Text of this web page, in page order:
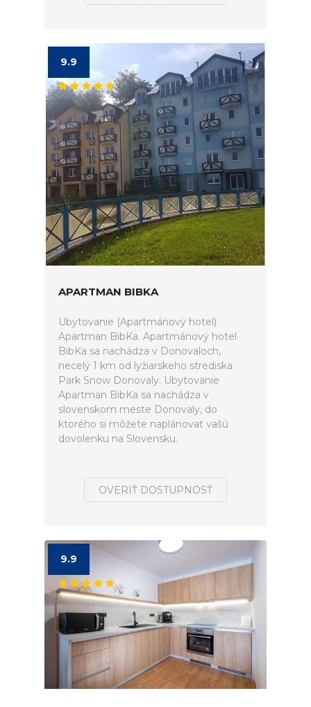
9.9
APARTMAN BIBKA
Ubytovanie (Apartmánový hotel)
Apartman BibKa. Apartmánový hotel
BibKa sa nachádza v Donovaloch,
necelý 1 km od lyžiarskeho strediska
Park Snow Donovaly. Ubytovanie
Apartman BibKa sa nachádza v
slovenskom meste Donovaly, do
ktorého si môžete naplánovať vašú
dovolenku na Slovensku.
OVERIŤ DOSTUPNOSŤ
9.9